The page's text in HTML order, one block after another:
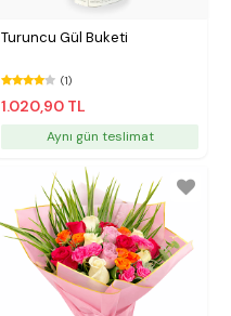
Turuncu Gül Buketi
(1)
1.020,90 TL
Aynı gün teslimat